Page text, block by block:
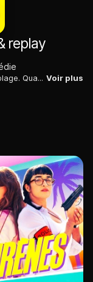
replay
Brice, le surfeur, vit dans une paillote sur la plage. Quand il découvre un message de son ami Marius dans une bouteille à la mer, il part pour lui venir en aide. Voir plus